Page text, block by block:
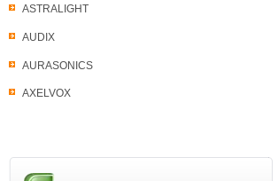
ASTRALIGHT
AUDIX
AURASONICS
AXELVOX